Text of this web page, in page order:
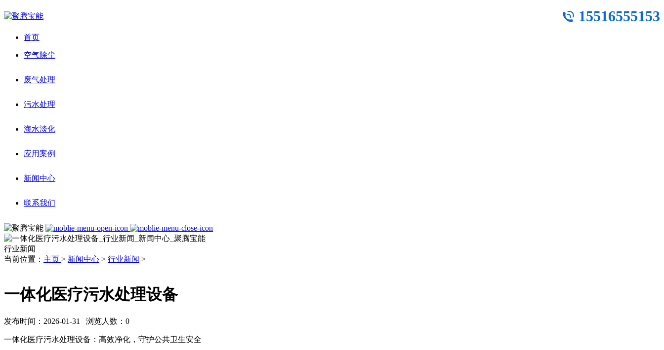
15516555153
首页
空气除尘
废气处理
污水处理
海水淡化
应用案例
新闻中心
联系我们
行业新闻
当前位置： 主页 > 新闻中心 > 行业新闻 >
一体化医疗污水处理设备
发布时间：2026-01-31 浏览人数： 0
一体化医疗污水处理设备：高效净化，守护公共卫生安全